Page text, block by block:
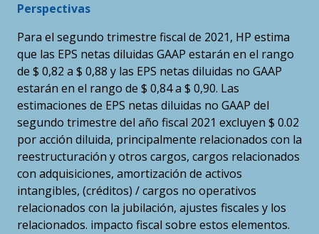
Perspectivas
Para el segundo trimestre fiscal de 2021, HP estima
que las EPS netas diluidas GAAP estarán en el rango
de $ 0,82 a $ 0,88 y las EPS netas diluidas no GAAP
estarán en el rango de $ 0,84 a $ 0,90. Las
estimaciones de EPS netas diluidas no GAAP del
segundo trimestre del año fiscal 2021 excluyen $ 0.02
por acción diluida, principalmente relacionados con la
reestructuración y otros cargos, cargos relacionados
con adquisiciones, amortización de activos
intangibles, (créditos) / cargos no operativos
relacionados con la jubilación, ajustes fiscales y los
relacionados. impacto fiscal sobre estos elementos.